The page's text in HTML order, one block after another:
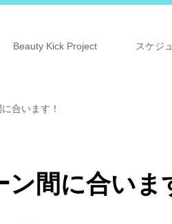
Beauty Kick Project スケジ
合います！
間に合いま